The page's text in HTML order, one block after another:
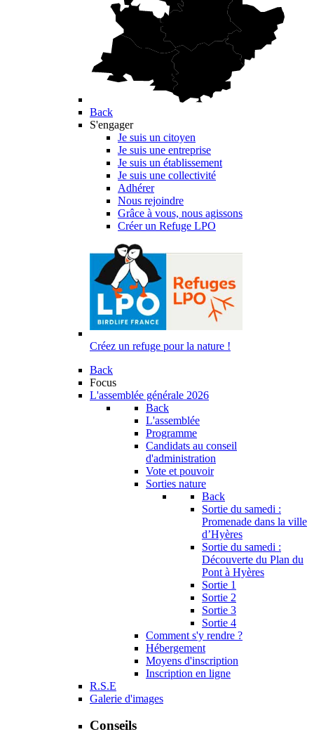
Back
S'engager
Je suis un citoyen
Je suis une entreprise
Je suis un établissement
Je suis une collectivité
Adhérer
Nous rejoindre
Grâce à vous, nous agissons
Créer un Refuge LPO
Créez un refuge pour la nature !
Back
Focus
L'assemblée générale 2026
Back
L'assemblée
Programme
Candidats au conseil
d'administration
Vote et pouvoir
Sorties nature
Back
Sortie du samedi :
Promenade dans la ville
d’Hyères
Sortie du samedi :
Découverte du Plan du
Pont à Hyères
Sortie 1
Sortie 2
Sortie 3
Sortie 4
Comment s'y rendre ?
Hébergement
Moyens d'inscription
Inscription en ligne
R.S.E
Galerie d'images
Conseils